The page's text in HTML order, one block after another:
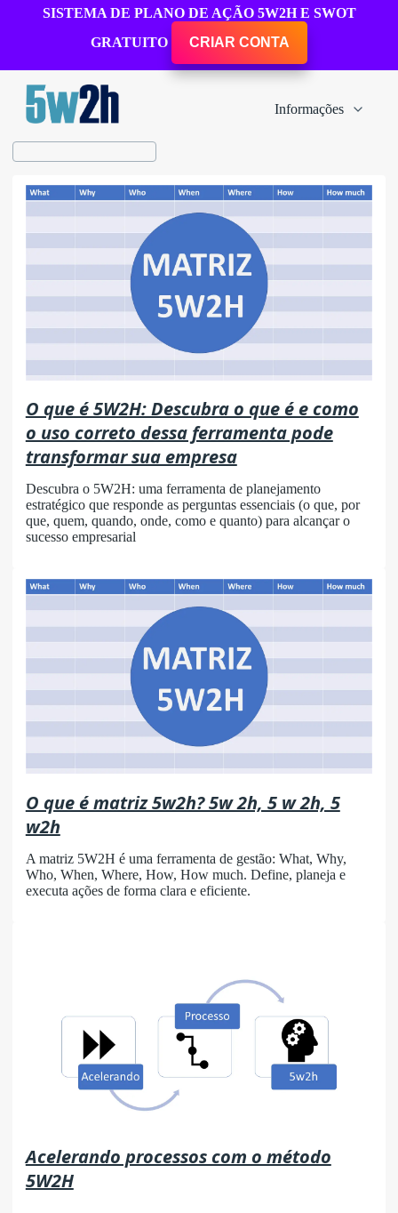
SISTEMA DE PLANO DE AÇÃO 5W2H E SWOT
GRATUITO
CRIAR CONTA
Informações
O que é 5W2H: Descubra o que é e como
o uso correto dessa ferramenta pode
transformar sua empresa
Descubra o 5W2H: uma ferramenta de planejamento
estratégico que responde as perguntas essenciais (o que, por
que, quem, quando, onde, como e quanto) para alcançar o
sucesso empresarial
O que é matriz 5w2h? 5w 2h, 5 w 2h, 5
w2h
A matriz 5W2H é uma ferramenta de gestão: What, Why,
Who, When, Where, How, How much. Define, planeja e
executa ações de forma clara e eficiente.
Acelerando processos com o método
5W2H